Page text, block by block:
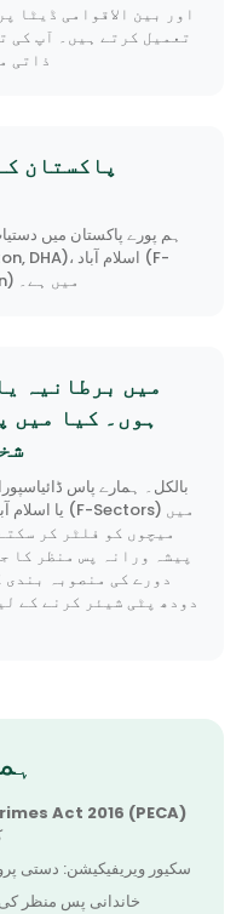
تعمیل کرتے ہیں۔ آپ کی
ذاتی
پاکستان
ہم پورے پاکستان میں
Sectors)، اور راولپنڈی (Bahria Town) میں ہے۔
میں برطانیہ
ہوں۔ کیا میں
بالکل۔ ہمارے پاس
میچوں کو فلٹر کر
پیشہ ورانہ پس منظر کا
دورے کی منصوبہ
دودھ پٹی شیئر کرنے کے
Act 2016 (PECA)
✓ سکیور ویریفیکیشن: دستی
✓ خاندانی پس منظر